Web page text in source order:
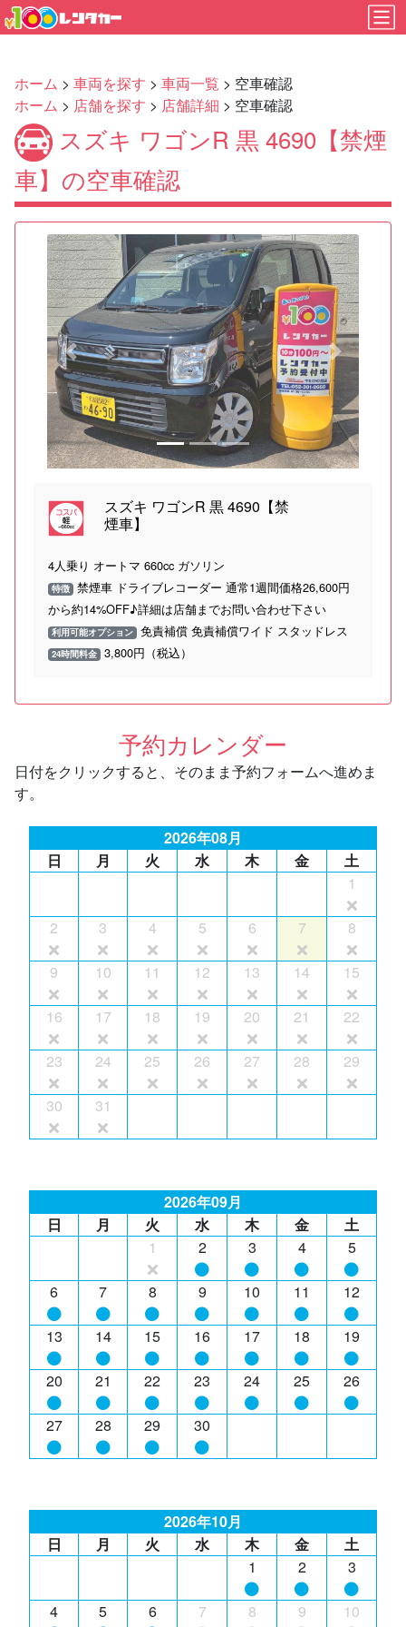
ホーム > 車両を探す > 車両一覧 > 空車確認
ホーム > 店舗を探す > 店舗詳細 > 空車確認
スズキ ワゴンR 黒 4690【禁煙
車】の空車確認
Previous Next
スズキ ワゴンR 黒 4690【禁
煙車】
4人乗り オートマ 660cc ガソリン
特徴 禁煙車 ドライブレコーダー 通常1週間価格26,600円
から約14%OFF♪詳細は店舗までお問い合わせ下さい
利用可能オプション 免責補償 免責補償ワイド スタッドレス
24時間料金 3,800円（税込）
予約カレンダー
日付をクリックすると、そのまま予約フォームへ進めま
す。
2026年08月
日
月 火 水 木 金
土
1
2 3 4 5 6 7 8
9 10 11 12 13 14 15
16 17 18 19 20 21 22
23 24 25 26 27 28 29
30 31
2026年09月
日
月 火 水 木 金
土
1
2 3 4 5
6 7 8 9 10 11 12
13 14 15 16 17 18 19
20 21 22 23 24 25 26
27 28 29 30
2026年10月
日
月 火 水 木 金
土
1
2 3
4 5 6 7 8 9 10